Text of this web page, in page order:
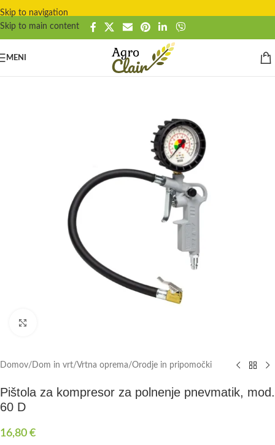
Skip to navigation
Skip to main content
MENI
Domov/ Dom in vrt/Vrtna oprema/Orodje in pripomočki
Pištola za kompresor za polnenje pnevmatik, mod.
60 D
16,80 €